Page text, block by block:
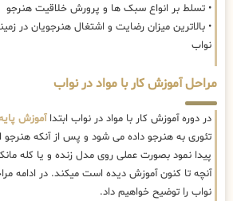
• تسلط بر انواع سبک ها و پرورش خلاقیت هنرجو
• بالاترین میزان رضایت و اشتغال هنرجویان در
نواب
مراحل آموزش کار با مواد در نواب
در دوره آموزش کار با مواد در نواب ابتداآموزش
تئوری به هنرجو داده می شود و پس از آنکه هنرجو
پیدا نمود بصورت عملی روی مدل زنده و یا کله
آنچه تا کنون آموزش دیده است میکند. در ادامه
نواب را توضیح خواهیم داد.